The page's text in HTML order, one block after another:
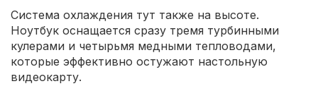
Система охлаждения тут также на высоте.
Ноутбук оснащается сразу тремя турбинными
кулерами и четырьмя медными тепловодами,
которые эффективно остужают настольную
видеокарту.